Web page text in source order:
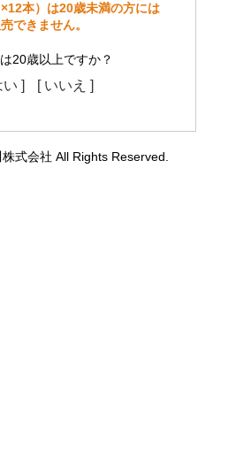
本）は20歳未満の方には
できません。
20歳以上ですか？
い ] [ いいえ ]
式会社 All Rights Reserved.